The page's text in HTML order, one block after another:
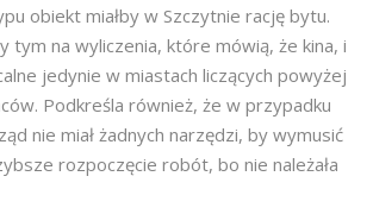
obiekt miałby w Szczytnie rację bytu.
tym na wyliczenia, które mówią, że kina, i
jedynie w miastach liczących powyżej
Podkreśla również, że w przypadku
nie miał żadnych narzędzi, by wymusić
rozpoczęcie robót, bo nie należała